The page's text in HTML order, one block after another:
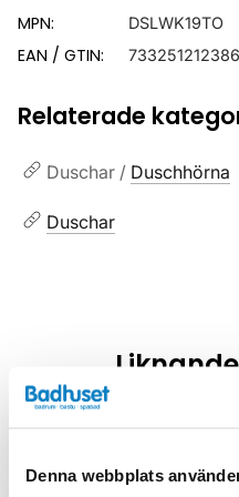
Denna webbplats
MPN:
DSLWK19TO
EAN / GTIN:
Relaterade
Duschar / Duschhörna
Duschar